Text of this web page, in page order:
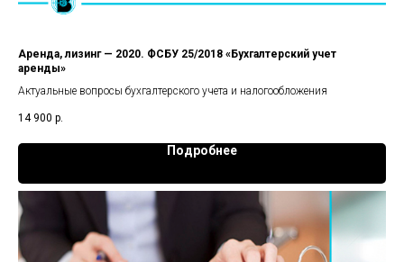
Аренда, лизинг — 2020. ФСБУ 25/2018 «Бухгалтерский учет
аренды»
Актуальные вопросы бухгалтерского учета и налогообложения
14 900 р.
Подробнее